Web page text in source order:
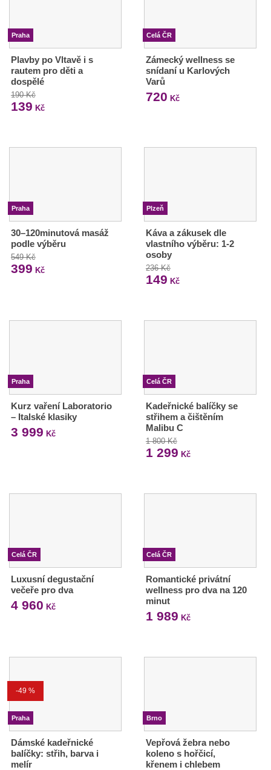
Praha
Plavby po Vltavě i s
rautem pro děti a
dospělé
190 Kč
139 Kč
Celá ČR
Zámecký wellness se
snídaní u Karlových
Varů
720 Kč
Praha
30–120minutová masáž
podle výběru
549 Kč
399 Kč
Plzeň
Káva a zákusek dle
vlastního výběru: 1-2
osoby
236 Kč
149 Kč
Praha
Kurz vaření Laboratorio
– Italské klasiky
3 999 Kč
Celá ČR
Kadeřnické balíčky se
střihem a čištěním
Malibu C
1 800 Kč
1 299 Kč
Celá ČR
Luxusní degustační
večeře pro dva
4 960 Kč
Celá ČR
Romantické privátní
wellness pro dva na 120
minut
1 989 Kč
-49 %
Praha
Dámské kadeřnické
balíčky: střih, barva i
melír
Brno
Vepřová žebra nebo
koleno s hořčicí,
křenem i chlebem